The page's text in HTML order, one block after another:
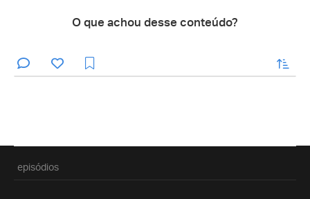
O que achou desse conteúdo?
enviar
episódios